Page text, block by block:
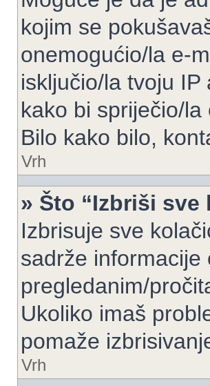
kojim se
onemogućio/la e-
isključio/la tvoju
kako bi spriječio/
Bilo kako bilo,
Vrh
» Što “Izbriši sve
Izbrisuje sve
sadrže informacije
pregledanim/
Ukoliko imaš
pomaže
Vrh